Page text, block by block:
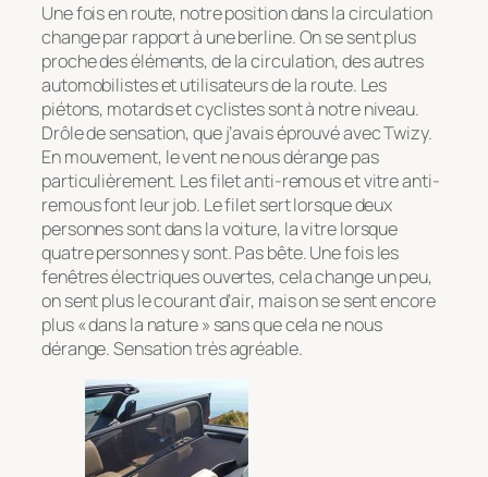
Une fois en route, notre position dans la circulation
change par rapport à une berline. On se sent plus
proche des éléments, de la circulation, des autres
automobilistes et utilisateurs de la route. Les
piétons, motards et cyclistes sont à notre niveau.
Drôle de sensation, que j’avais éprouvé avec Twizy.
En mouvement, le vent ne nous dérange pas
particulièrement. Les filet anti-remous et vitre anti-
remous font leur job. Le filet sert lorsque deux
personnes sont dans la voiture, la vitre lorsque
quatre personnes y sont. Pas bête. Une fois les
fenêtres électriques ouvertes, cela change un peu,
on sent plus le courant d’air, mais on se sent encore
plus « dans la nature » sans que cela ne nous
dérange. Sensation très agréable.